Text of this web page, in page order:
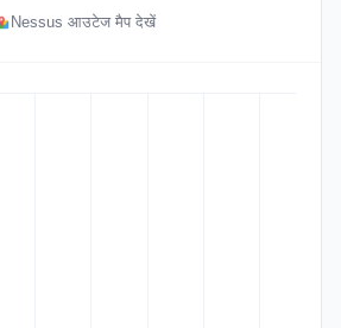
Nessus आउटेज मैप देखें